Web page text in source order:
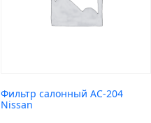
Фильтр салонный AC-204
Nissan